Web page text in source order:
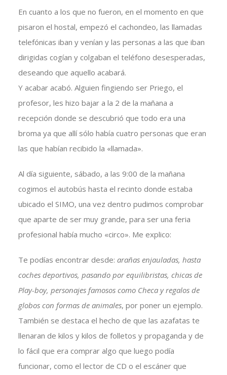
En cuanto a los que no fueron, en el momento en que
pisaron el hostal, empezó el cachondeo, las llamadas
telefónicas iban y venían y las personas a las que iban
dirigidas cogían y colgaban el teléfono desesperadas,
deseando que aquello acabará.
Y acabar acabó. Alguien fingiendo ser Priego, el
profesor, les hizo bajar a la 2 de la mañana a
recepción donde se descubrió que todo era una
broma ya que allí sólo había cuatro personas que eran
las que habían recibido la «llamada».
Al día siguiente, sábado, a las 9:00 de la mañana
cogimos el autobús hasta el recinto donde estaba
ubicado el SIMO, una vez dentro pudimos comprobar
que aparte de ser muy grande, para ser una feria
profesional había mucho «circo». Me explico:
Te podías encontrar desde: arañas enjauladas, hasta
coches deportivos, pasando por equilibristas, chicas de
Play-boy, personajes famosos como Checa y regalos de
globos con formas de animales, por poner un ejemplo.
También se destaca el hecho de que las azafatas te
llenaran de kilos y kilos de folletos y propaganda y de
lo fácil que era comprar algo que luego podía
funcionar, como el lector de CD o el escáner que